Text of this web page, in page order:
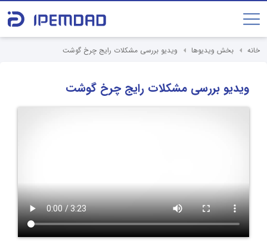
خانه بخش ویدیوها ویدیو بررسی مشکلات رایج چرخ گوشت
ویدیو بررسی مشکلات رایج چرخ گوشت